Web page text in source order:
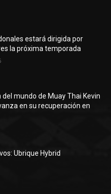
estará dirigida por
la próxima temporada
del mundo de Muay Thai Kevin
en su recuperación en
Ubrique Hybrid